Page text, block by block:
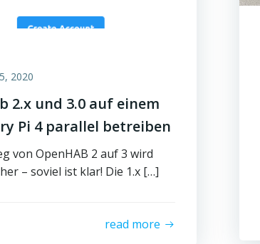
2020
2.x und 3.0 auf einem
Pi 4 parallel betreiben
von OpenHAB 2 auf 3 wird
– soviel ist klar! Die 1.x […]
read more